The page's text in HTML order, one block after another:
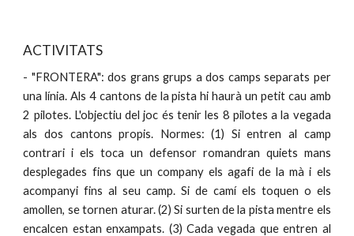
ACTIVITATS
- "FRONTERA": dos grans grups a dos camps separats per
una línia. Als 4 cantons de la pista hi haurà un petit cau amb
2 pilotes. L'objectiu del joc és tenir les 8 pilotes a la vegada
als dos cantons propis. Normes: (1) Si entren al camp
contrari i els toca un defensor romandran quiets mans
desplegades fins que un company els agafi de la mà i els
acompanyi fins al seu camp. Si de camí els toquen o els
amollen, se tornen aturar. (2) Si surten de la pista mentre els
encalcen estan enxampats. (3) Cada vegada que entren al